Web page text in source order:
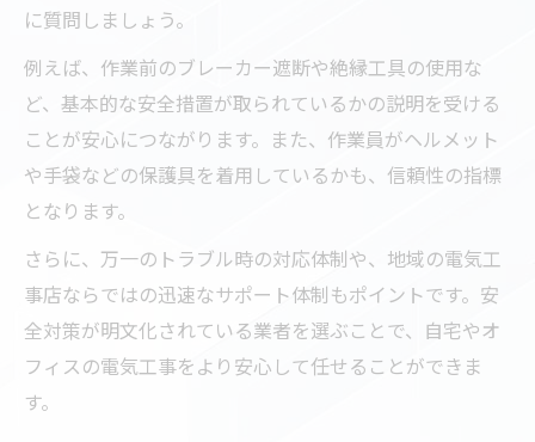
に質問しましょう。
例えば、作業前のブレーカー遮断や絶縁工具の使用な
ど、基本的な安全措置が取られているかの説明を受ける
ことが安心につながります。また、作業員がヘルメット
や手袋などの保護具を着用しているかも、信頼性の指標
となります。
さらに、万一のトラブル時の対応体制や、地域の電気工
事店ならではの迅速なサポート体制もポイントです。安
全対策が明文化されている業者を選ぶことで、自宅やオ
フィスの電気工事をより安心して任せることができま
す。